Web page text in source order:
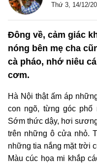
Thứ 3, 14/12/
Đông về, cảm giác
nóng bên mẹ cha
cà pháo, nhớ niêu
cơm.
Hà Nội thật ấm áp
con ngõ, từng góc
Sớm thức dậy, hơi
trên những ô cửa nhỏ.
những tia nắng mặt trời
Màu cúc họa mi khắp